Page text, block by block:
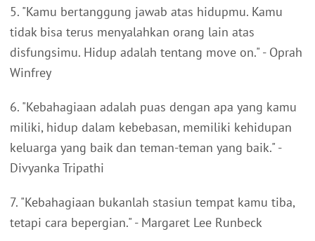
5. "Kamu bertanggung jawab atas hidupmu. Kamu
tidak bisa terus menyalahkan orang lain atas
disfungsimu. Hidup adalah tentang move on." - Oprah
Winfrey
6. "Kebahagiaan adalah puas dengan apa yang kamu
miliki, hidup dalam kebebasan, memiliki kehidupan
keluarga yang baik dan teman-teman yang baik." -
Divyanka Tripathi
7. "Kebahagiaan bukanlah stasiun tempat kamu tiba,
tetapi cara bepergian." - Margaret Lee Runbeck